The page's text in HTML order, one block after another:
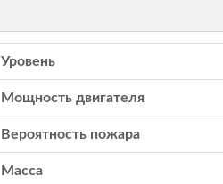
Уровень
Мощность двигателя
Вероятность пожара
Масса